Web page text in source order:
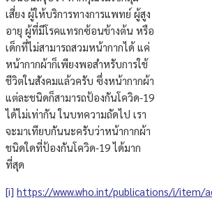
เสี่ยง ผู้ให้บริการทางการแพทย์ ผู้สูง
อายุ ผู้ที่มีโรคแทรกซ้อนข้างต้น หรือ
เด็กที่ไม่สามารถสวมหน้ากากได้ แค่
หน้ากากผ้าก็เพียงพอสำหรับการใช้
ชีวิตในสังคมแล้วครับ ซึ่งหน้ากากผ้า
แต่ละชนิดก็สามารถป้องกันโควิด-19
ได้ไม่เท่ากัน ในบทความถัดไป เรา
จะมาเทียบกันนะครับว่าหน้ากากผ้า
ชนิดใดที่ป้องกันโควิด-19 ได้มาก
ที่สุด
[i] https://www.who.int/publications/i/item/